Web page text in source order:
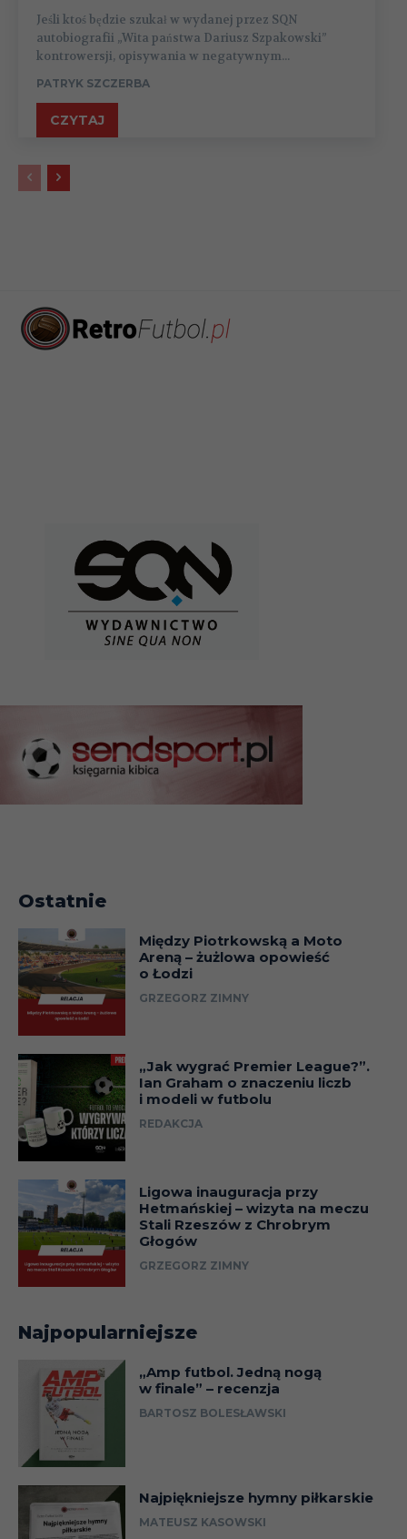
Jeśli ktoś będzie szukał w wydanej przez SQN
autobiografii „Wita państwa Dariusz Szpakowski”
kontrowersji, opisywania w negatywnym...
PATRYK SZCZERBA
CZYTAJ
Ostatnie
Między Piotrkowską a Moto
Areną – żużlowa opowieść
o Łodzi
GRZEGORZ ZIMNY
„Jak wygrać Premier League?”.
Ian Graham o znaczeniu liczb
i modeli w futbolu
REDAKCJA
Ligowa inauguracja przy
Hetmańskiej – wizyta na meczu
Stali Rzeszów z Chrobrym
Głogów
GRZEGORZ ZIMNY
Najpopularniejsze
„Amp futbol. Jedną nogą
w finale” – recenzja
BARTOSZ BOLESŁAWSKI
Najpiękniejsze hymny piłkarskie
MATEUSZ KASOWSKI